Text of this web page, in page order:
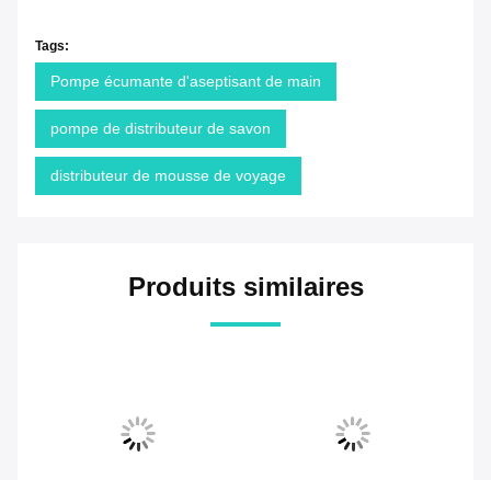
Tags:
Pompe écumante d'aseptisant de main
pompe de distributeur de savon
distributeur de mousse de voyage
Produits similaires